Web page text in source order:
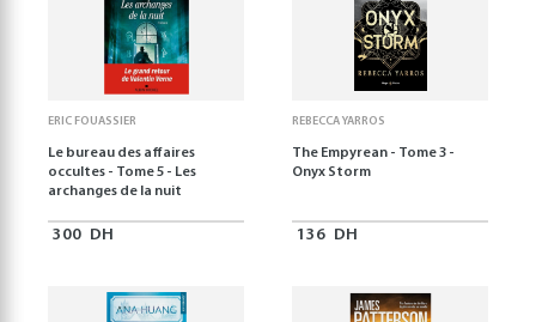
ERIC FOUASSIER
Le bureau des affaires
occultes - Tome 5 - Les
archanges de la nuit
300 DH
REBECCA YARROS
The Empyrean - Tome 3 -
Onyx Storm
136 DH